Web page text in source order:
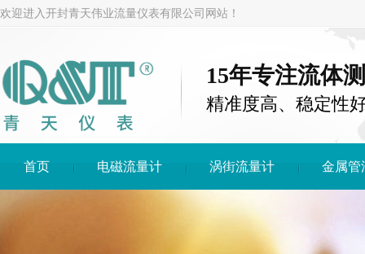
欢迎进入开封青天伟业流量仪表有限公司网站！
15年专注流体
精准度高、稳定性
首页 电磁流量计 涡街流量计 金属管